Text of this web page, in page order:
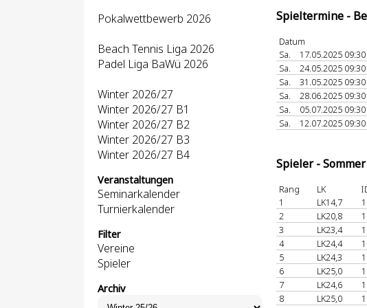
Pokalwettbewerb 2026
Beach Tennis Liga 2026
Padel Liga BaWü 2026
Winter 2026/27
Winter 2026/27 B1
Winter 2026/27 B2
Winter 2026/27 B3
Winter 2026/27 B4
Veranstaltungen
Seminarkalender
Turnierkalender
Filter
Vereine
Spieler
Archiv
Spieltermine -
Datum
Sa.
17.05.2025 09:30
Sa.
24.05.2025 09:30
Sa.
31.05.2025 09:30
Sa.
28.06.2025 09:30
Sa.
05.07.2025 09:30
Sa.
12.07.2025 09:30
Spieler -
Rang LK
1
LK14,7
2
LK20,8
3
LK23,4
4
LK24,4
5
LK24,3
6
LK25,0
7
LK24,6
8
LK25,0